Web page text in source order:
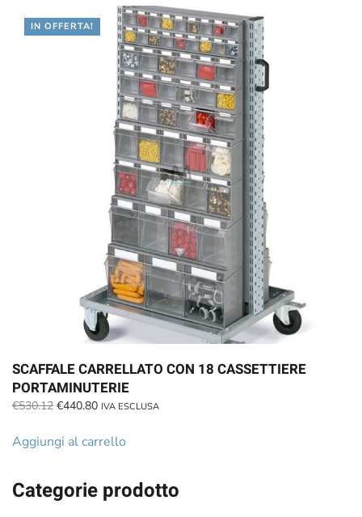
Categorie prodotto
IN OFFERTA!
SCAFFALE CARRELLATO CON 18 CASSETTIERE
PORTAMINUTERIE
€530.12 Il
originale
€440.80Il
attuale
IVA ESCLUSA
Aggiungi al carrello